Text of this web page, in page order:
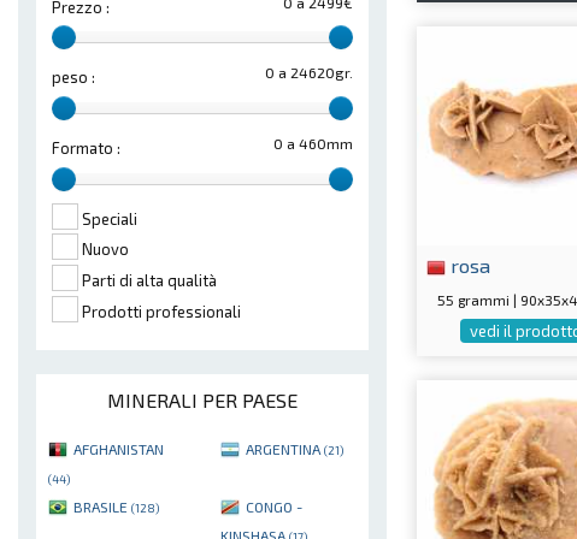
Prezzo :
0 a 24620gr.
peso :
0 a 460mm
Formato :
Speciali
Nuovo
Parti di alta qualità
Prodotti professionali
MINERALI PER PAESE
AFGHANISTAN
(44)
ARGENTINA (21)
BRASILE (128)
CONGO -
rosa
55 grammi |
vedi il